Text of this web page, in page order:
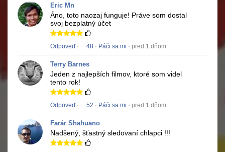
Eric Mn
Áno, toto naozaj funguje! Práve som dostal
svoj bezplatný účet
Odpoveď· 48 · Páči sa mi · pred 1 dňom
Terry Barnes
Jeden z najlepších filmov, ktoré som videl
tento rok!
Odpoveď· 52 · Páči sa mi · pred 1 dňom
Farár Shahuano
Nadšený, šťastný sledovaní chlapci !!!